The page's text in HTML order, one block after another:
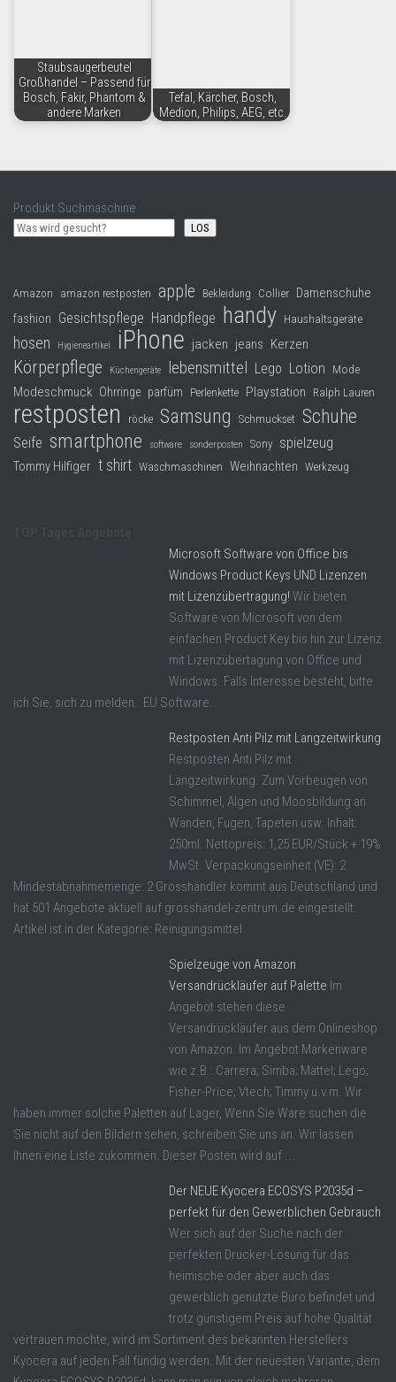
Staubsaugerbeutel
Großhandel – Passend für
Bosch, Fakir, Phantom &
andere Marken
Tefal, Kärcher, Bosch,
Medion, Philips, AEG, etc.
Produkt Suchmaschine
LOS
Amazon amazon restposten apple Bekleidung Collier Damenschuhe
fashion Gesichtspflege Handpflege handy Haushaltsgeräte
hosen Hygieneartikel iPhone jacken jeans Kerzen
Körperpflege Küchengeräte lebensmittel Lego Lotion Mode
Modeschmuck Ohrringe parfüm Perlenkette Playstation Ralph Lauren
restposten röcke Samsung Schmuckset Schuhe
Seife smartphone software sonderposten Sony spielzeug
Tommy Hilfiger t shirt Waschmaschinen Weihnachten Werkzeug
Microsoft Software von Office bis
Windows Product Keys UND Lizenzen
mit Lizenzübertragung! Wir bieten
Software von Microsoft von dem
einfachen Product Key bis hin zur Lizenz
mit Lizenzübertagung von Office und
Windows. Falls Interesse besteht, bitte
ich Sie, sich zu melden. EU Software.
Restposten Anti Pilz mit Langzeitwirkung
Restposten Anti Pilz mit
Langzeitwirkung. Zum Vorbeugen von
Schimmel, Algen und Moosbildung an
Wänden, Fugen, Tapeten usw. Inhalt:
250ml. Nettopreis: 1,25 EUR/Stück + 19%
MwSt. Verpackungseinheit (VE): 2
Mindestabnahmemenge: 2 Grosshändler kommt aus Deutschland und
hat 501 Angebote aktuell auf grosshandel-zentrum.de eingestellt.
Artikel ist in der Kategorie: Reinigungsmittel
Spielzeuge von Amazon
Versandrückläufer auf Palette Im
Angebot stehen diese
Versandrückläufer aus dem Onlineshop
von Amazon. Im Angebot Markenware
wie z.B.: Carrera; Simba; Mattel; Lego;
Fisher-Price; Vtech; Timmy u.v.m. Wir
haben immer solche Paletten auf Lager, Wenn Sie Ware suchen die
Sie nicht auf den Bildern sehen, schreiben Sie uns an. Wir lassen
Ihnen eine Liste zukommen. Dieser Posten wird auf ...
Der NEUE Kyocera ECOSYS P2035d –
perfekt für den Gewerblichen Gebrauch
Wer sich auf der Suche nach der
perfekten Drucker-Lösung für das
heimische oder aber auch das
gewerblich genutzte Büro befindet und
trotz günstigem Preis auf hohe Qualität
vertrauen möchte, wird im Sortiment des bekannten Herstellers
Kyocera auf jeden Fall fündig werden. Mit der neuesten Variante, dem